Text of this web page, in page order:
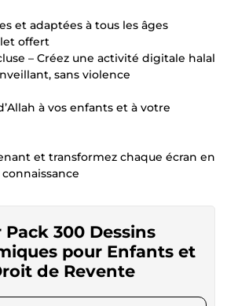
et adaptées à tous les âges
offert
– Créez une activité digitale halal
sans violence
à vos enfants et à votre
et transformez chaque écran en
300 Dessins
pour Enfants et
de Revente